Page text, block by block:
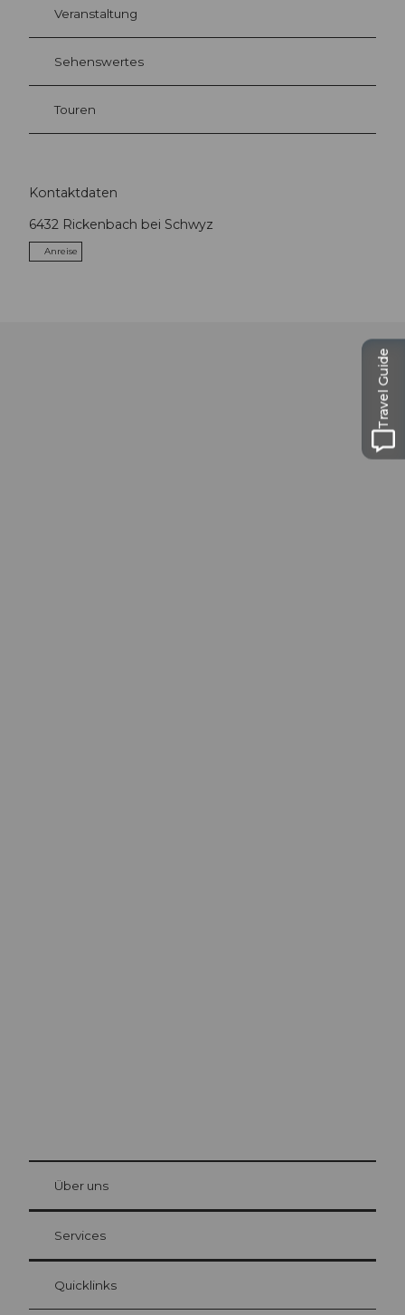
Veranstaltung
Sehenswertes
Touren
Kontaktdaten
6432 Rickenbach bei Schwyz
Anreise
Gästekarte Luzern
Ihre Vorteile als Übernachtungsgast
at Bre
Über uns
Services
Quicklinks
Travel Guide